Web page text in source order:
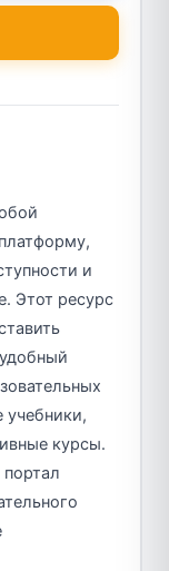
и
Этот ресурс
учебники,
курсы.